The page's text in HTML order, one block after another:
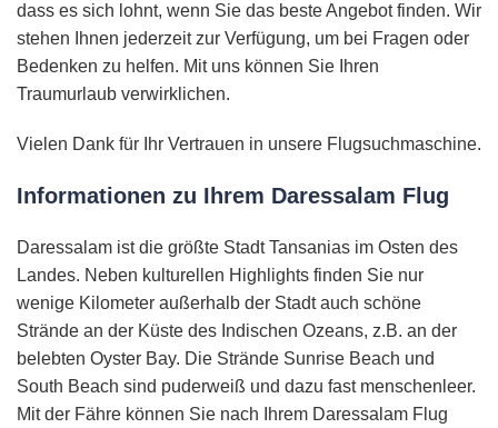
dass es sich lohnt, wenn Sie das beste Angebot finden. Wir
stehen Ihnen jederzeit zur Verfügung, um bei Fragen oder
Bedenken zu helfen. Mit uns können Sie Ihren
Traumurlaub verwirklichen.
Vielen Dank für Ihr Vertrauen in unsere Flugsuchmaschine.
Informationen zu Ihrem Daressalam Flug
Daressalam ist die größte Stadt Tansanias im Osten des
Landes. Neben kulturellen Highlights finden Sie nur
wenige Kilometer außerhalb der Stadt auch schöne
Strände an der Küste des Indischen Ozeans, z.B. an der
belebten Oyster Bay. Die Strände Sunrise Beach und
South Beach sind puderweiß und dazu fast menschenleer.
Mit der Fähre können Sie nach Ihrem Daressalam Flug